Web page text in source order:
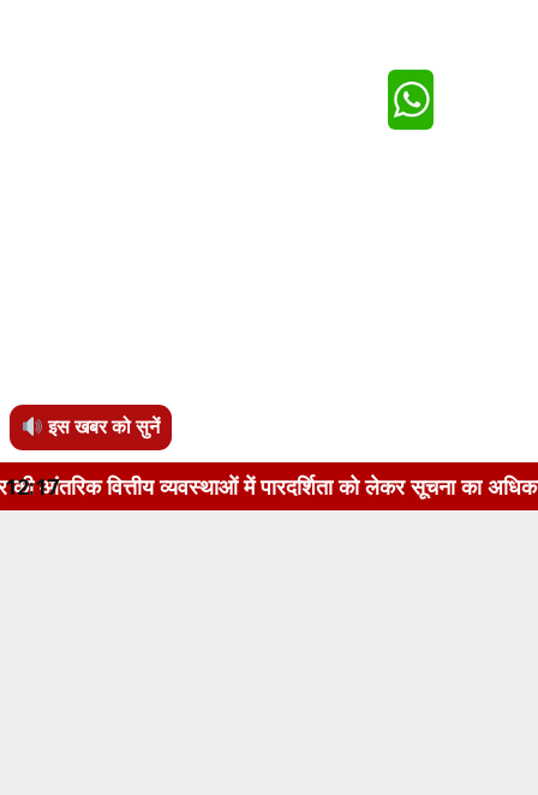
इस खबर को सुनें
में पारदर्शिता को लेकर सूचना का अधिकार अधिनियम,
12:17